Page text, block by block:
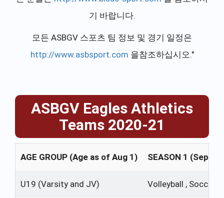
기 바랍니다.
모든 ASBGV 스포츠 팀 정보 및 경기 일정은
http://www.asbsport.com 을참조하십시오."
ASBGV Eagles Athletics
Teams 2020-21
AGE GROUP (Age as of Aug 1) SEASON 1 (Sept -
U19 (Varsity and JV) Volleyball , Soccer